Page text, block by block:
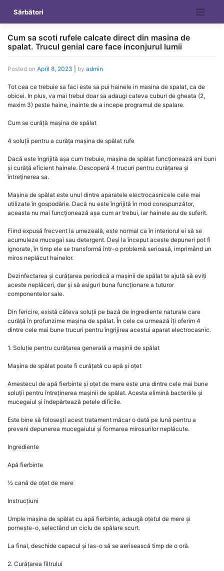
content
Sărbători
Cum sa scoti rufele calcate direct din masina de
spalat. Trucul genial care face inconjurul lumii
Posted on April 8, 2023 by admin
Tot cea ce trebuie sa faci este sa pui hainele in masina de spalat, ca de
obicei. In plus, va mai trebui doar sa adaugi cateva cuburi de gheata (2,
maxim 3) peste haine, inainte de a incepe programul de spalare.
Cum se curăță mașina de spălat
4 soluții pentru a curăța mașina de spălat rufe
Dacă este îngrijită așa cum trebuie, mașina de spălat funcționează ani buni
și curăță eficient hainele. Descoperă 4 trucuri pentru curățarea și
întreținerea sa.
Mașina de spălat este unul dintre aparatele electrocasnicele cele mai
utilizate în gospodărie. Dacă nu este îngrijită în mod corespunzător,
aceasta nu mai funcționează așa cum ar trebui, iar hainele au de suferit.
Fiind expusă frecvent la umezeală, este normal ca în interiorul ei să se
acumuleze mucegai sau detergent. Deși la început aceste depuneri pot fi
ignorate, în timp ele se transformă într-o problemă serioasă, imprimând un
miros neplăcut hainelor.
Dezinfectarea și curățarea periodică a mașinii de spălat te ajută să eviți
aceste neplăceri, dar și să asiguri buna funcționare a tuturor
componentelor sale.
Din fericire, există câteva soluții pe bază de ingrediente naturale care
curăță în profunzime mașina de spălat. În cele ce urmează îți oferim 4
dintre cele mai bune trucuri pentru îngrijirea acestui aparat electrocasnic.
1. Soluție pentru curățarea generală a mașinii de spălat
Mașina de spălat poate fi curățată cu apă și oțet
Amestecul de apă fierbinte și oțet de mere este una dintre cele mai bune
soluții pentru întreținerea mașinii de spălat. Acesta elimină bacteriile și
mucegaiul și îndepărtează petele dificile.
Este bine să folosești acest tratament măcar o dată pe lună pentru a
preveni depunerea mucegaiului și formarea mirosurilor neplăcute.
Ingrediente
Apă fierbinte
½ cană de oțet de mere
Instrucțiuni
Umple mașina de spălat cu apă fierbinte, adaugă oțetul de mere și
pornește-o, selectând un ciclu de spălare scurt.
La final, deschide capacul și las-o să se aerisească timp de o oră.
2. Curățarea filtrului